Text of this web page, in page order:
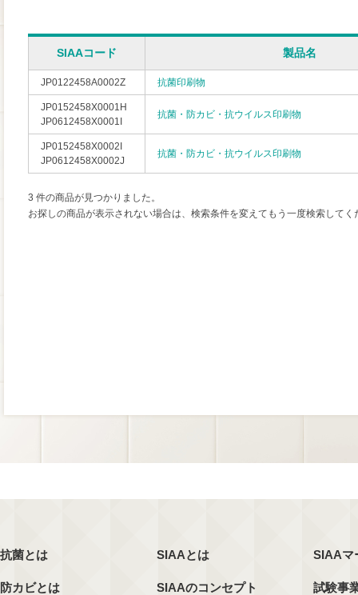
SIAAコード 製品名
JP0122458A0002Z 抗菌印刷物
JP0152458X0001H
JP0612458X0001I
抗菌・防カビ・抗ウイルス印刷物
JP0152458X0002I
JP0612458X0002J
抗菌・防カビ・抗ウイルス印刷物
3 件の商品が見つかりました。
お探しの商品が表示されない場合は、検索条件を変えてもう一度検索してく
抗菌とは
防カビとは
SIAAとは
SIAAのコンセプト
SIAAマ
試験事